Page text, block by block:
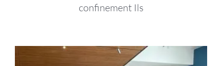
confinement Ils